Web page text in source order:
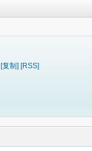
[复制] [RSS]